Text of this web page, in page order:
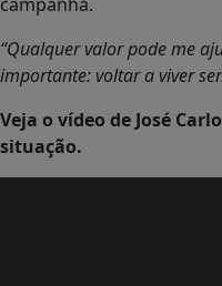
“Qualquer valor pode me
importante: voltar a viver
Veja o vídeo de José
situação.